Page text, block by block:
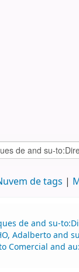
de tags
de and su-
Adalberto
and